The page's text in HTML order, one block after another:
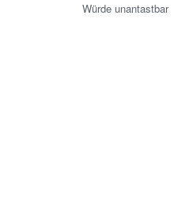
Würde unantastbar